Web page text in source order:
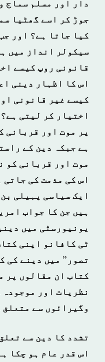
دار اور مسلم سماج
جوڑ کر اسے گھٹیا
کیا جاتا ہے؟ اور
سیکولر انداز میں
قانونی روپ کیسے
اس کا اظہار دینی
کیسے غیر قانونی
اختیار کر لیتی
پر موت اور قربانی
ہے جبکہ دین کے
موت اور قربانی کو
اس کی مذمت کی
ایک سیاسی پہیلی
ہیں جن کا جواب
یونیورسٹی میں
ٹی کافانو اپنی
تصور” میں دینے کی
کتاب ان مقالوں پر
نظریات اور
وگیرائوں سے متعلق
تشدد کا دین سے
اس قدر عام ہو چکا